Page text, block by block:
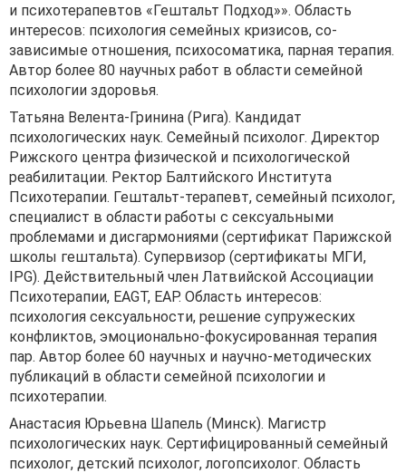
и психотерапевтов «Гештальт Подход»». Область
интересов: психология семейных кризисов, со-
зависимые отношения, психосоматика, парная терапия.
Автор более 80 научных работ в области семейной
психологии здоровья.
Татьяна Велента-Гринина (Рига). Кандидат
психологических наук. Семейный психолог. Директор
Рижского центра физической и психологической
реабилитации. Ректор Балтийского Института
Психотерапии. Гештальт-терапевт, семейный психолог,
специалист в области работы с сексуальными
проблемами и дисгармониями (сертификат Парижской
школы гештальта). Супервизор (сертификаты МГИ,
IPG). Действительный член Латвийской Ассоциации
Психотерапии, EAGT, EAP. Область интересов:
психология сексуальности, решение супружеских
конфликтов, эмоционально-фокусированная терапия
пар. Автор более 60 научных и научно-методических
публикаций в области семейной психологии и
психотерапии.
Анастасия Юрьевна Шапель (Минск). Магистр
психологических наук. Сертифицированный семейный
психолог, детский психолог, логопсихолог. Область